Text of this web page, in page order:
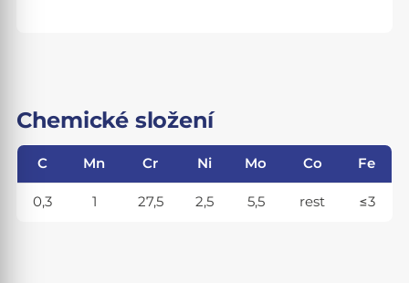
Chemické složení
C Mn Cr Ni Mo Co Fe
0,3 1 27,5 2,5 5,5 rest ≤3